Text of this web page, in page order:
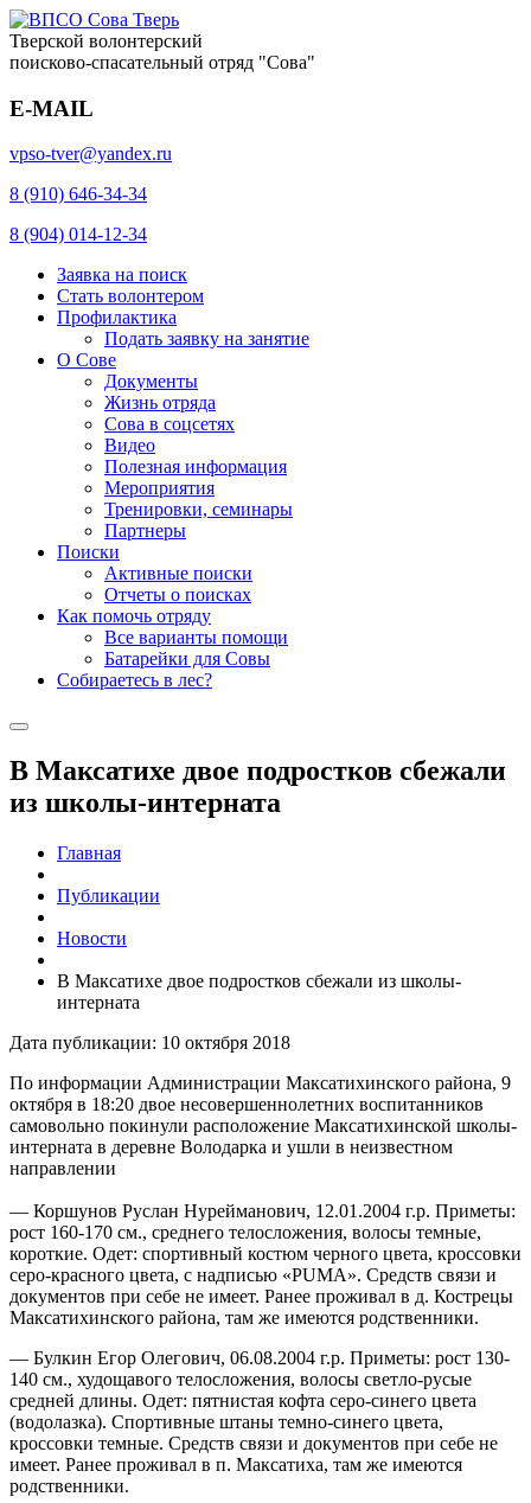
Тверской волонтерский
поисково-спасательный отряд "Сова"
E-MAIL
vpso-tver@yandex.ru
8 (910) 646-34-34
8 (904) 014-12-34
Заявка на поиск
Стать волонтером
Профилактика
Подать заявку на занятие
О Сове
Документы
Жизнь отряда
Сова в соцсетях
Видео
Полезная информация
Мероприятия
Тренировки, семинары
Партнеры
Поиски
Активные поиски
Отчеты о поисках
Как помочь отряду
Все варианты помощи
Батарейки для Совы
Собираетесь в лес?
В Максатихе двое подростков сбежали
из школы-интерната
Главная
Публикации
Новости
В Максатихе двое подростков сбежали из школы-
интерната
Дата публикации: 10 октября 2018
По информации Администрации Максатихинского района, 9
октября в 18:20 двое несовершеннолетних воспитанников
самовольно покинули расположение Максатихинской школы-
интерната в деревне Володарка и ушли в неизвестном
направлении
— Коршунов Руслан Нурейманович, 12.01.2004 г.р. Приметы:
рост 160-170 см., среднего телосложения, волосы темные,
короткие. Одет: спортивный костюм черного цвета, кроссовки
серо-красного цвета, с надписью «PUMA». Средств связи и
документов при себе не имеет. Ранее проживал в д. Кострецы
Максатихинского района, там же имеются родственники.
— Булкин Егор Олегович, 06.08.2004 г.р. Приметы: рост 130-
140 см., худощавого телосложения, волосы светло-русые
средней длины. Одет: пятнистая кофта серо-синего цвета
(водолазка). Спортивные штаны темно-синего цвета,
кроссовки темные. Средств связи и документов при себе не
имеет. Ранее проживал в п. Максатиха, там же имеются
родственники.